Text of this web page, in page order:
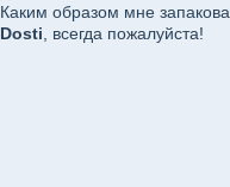
Каким образом мне
Dosti , всегда пожалуйста!